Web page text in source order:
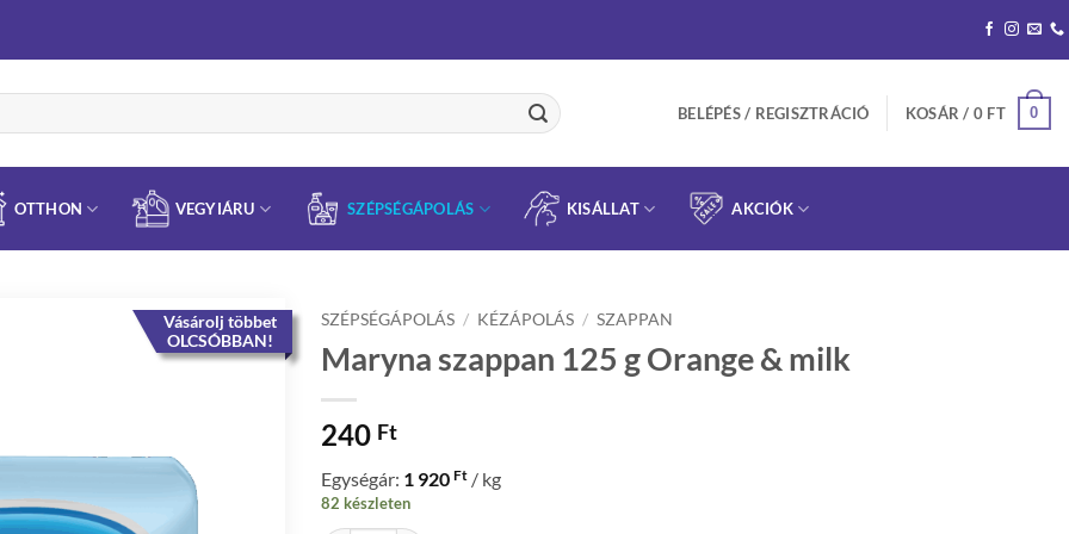
BELÉPÉS / REGISZTRÁCIÓ KOSÁR / 0 FT 0
OTTHON VEGYIÁRU SZÉPSÉGÁPOLÁS KISÁLLAT AKCIÓK
Vásárolj többet
OLCSÓBBAN!
SZÉPSÉGÁPOLÁS / KÉZÁPOLÁS / SZAPPAN
Maryna szappan 125 g Orange & milk
240 Ft
Egységár: 1 920 Ft / kg
82 készleten